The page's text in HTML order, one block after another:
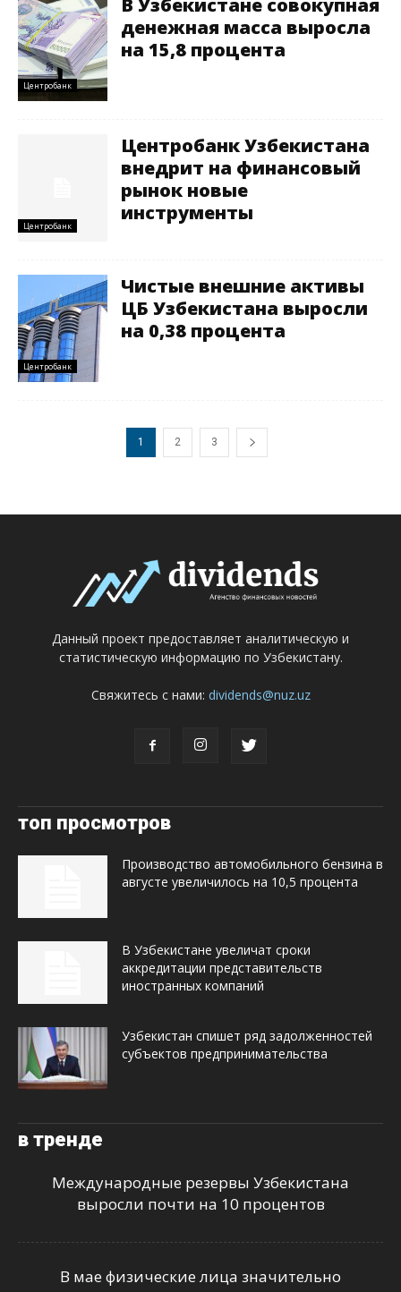
Центробанк
В Узбекистане совокупная
денежная масса выросла
на 15,8 процента
Центробанк
Центробанк Узбекистана
внедрит на финансовый
рынок новые
инструменты
Центробанк
Чистые внешние активы
ЦБ Узбекистана выросли
на 0,38 процента
1 2 3
Данный проект предоставляет аналитическую и
статистическую информацию по Узбекистану.
Свяжитесь с нами: dividends@nuz.uz
топ просмотров
Производство автомобильного бензина в
августе увеличилось на 10,5 процента
В Узбекистане увеличат сроки
аккредитации представительств
иностранных компаний
Узбекистан спишет ряд задолженностей
субъектов предпринимательства
в тренде
Международные резервы Узбекистана
выросли почти на 10 процентов
В мае физические лица значительно